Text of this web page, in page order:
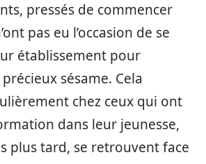
pressés de commencer
pas eu l’occasion de se
établissement pour
sésame. Cela
chez ceux qui ont
dans leur jeunesse,
plus tard, se retrouvent face